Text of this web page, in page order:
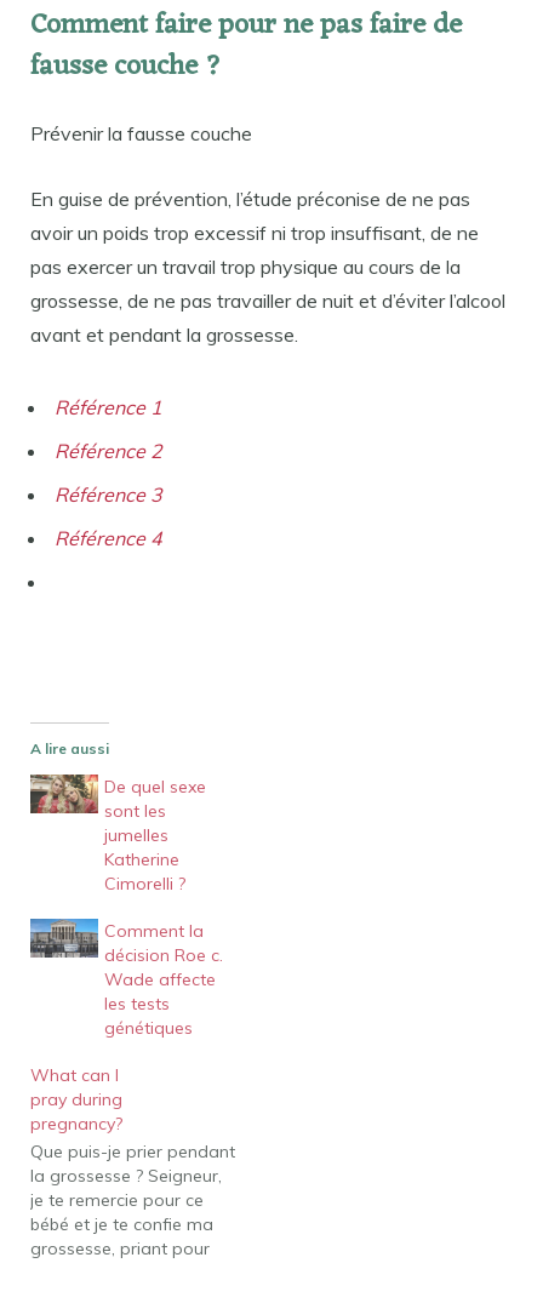
Comment faire pour ne pas faire de
fausse couche ?
Prévenir la fausse couche
En guise de prévention, l’étude préconise de ne pas
avoir un poids trop excessif ni trop insuffisant, de ne
pas exercer un travail trop physique au cours de la
grossesse, de ne pas travailler de nuit et d’éviter l’alcool
avant et pendant la grossesse.
Référence 1
Référence 2
Référence 3
Référence 4
A lire aussi
De quel sexe
sont les
jumelles
Katherine
Cimorelli ?
Comment la
décision Roe c.
Wade affecte
les tests
génétiques
What can I
pray during
pregnancy?
Que puis-je prier pendant
la grossesse ? Seigneur,
je te remercie pour ce
bébé et je te confie ma
grossesse, priant pour